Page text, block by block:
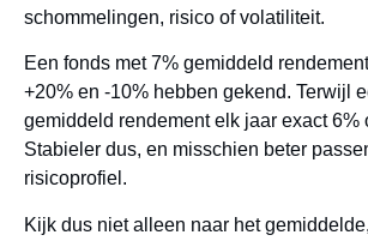
schommelingen, risico of volatiliteit.
Een fonds met 7% gemiddeld
+20% en -10% hebben gekend. Terwijl
gemiddeld rendement elk jaar exact 6%
Stabieler dus, en misschien beter
risicoprofiel.
Kijk dus niet alleen naar het